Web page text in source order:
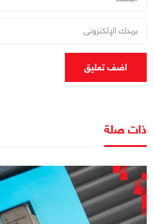
اضف تعليق
ذات صلة